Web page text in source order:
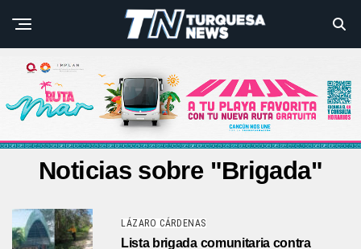
Noticias sobre "Brigada"
LÁZARO CÁRDENAS
Lista brigada comunitaria contra